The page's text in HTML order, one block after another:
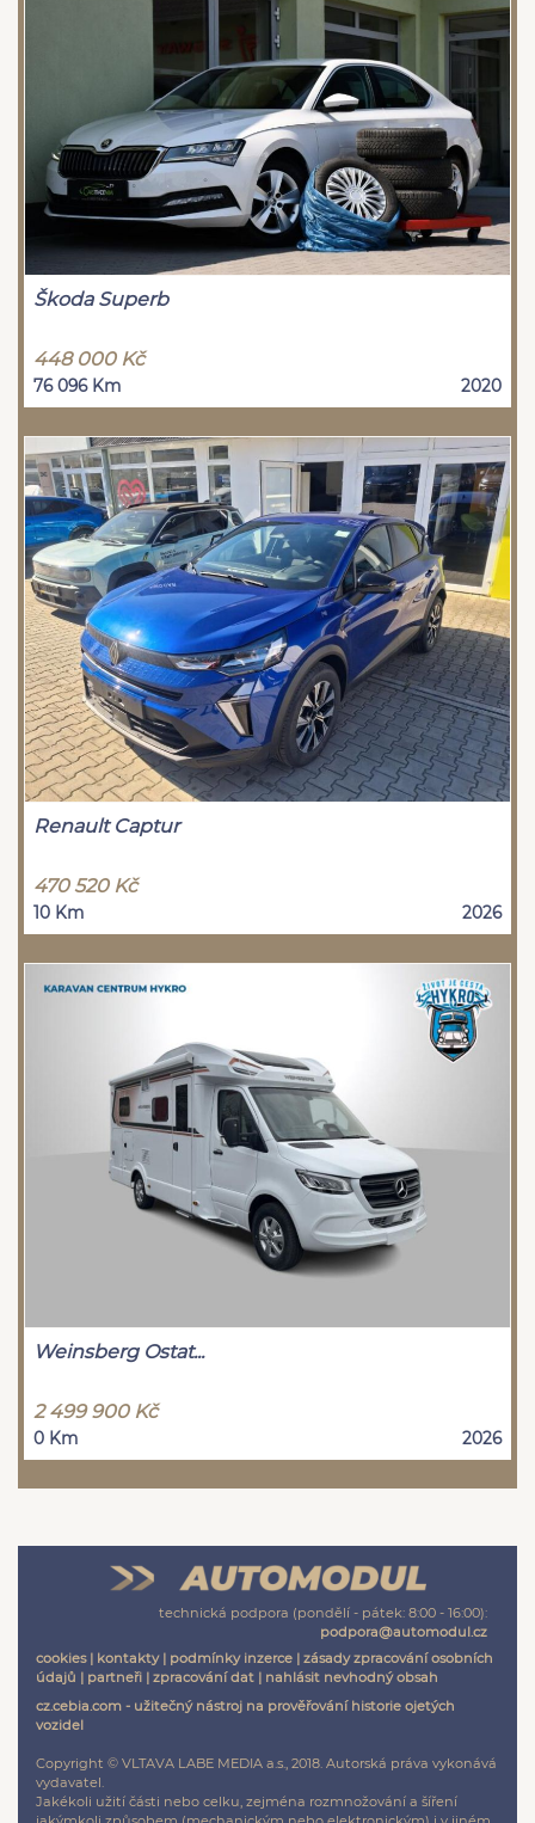
Škoda Superb
448 000 Kč
76 096 Km 2020
Renault Captur
470 520 Kč
10 Km 2026
Weinsberg Ostat...
2 499 900 Kč
0 Km 2026
technická podpora (pondělí - pátek: 8:00 - 16:00):
podpora@automodul.cz
cookies| kontakty| podmínky inzerce | zásady zpracování osobních
údajů | partneři | zpracování dat | nahlásit nevhodný obsah
cz.cebia.com - užitečný nástroj na prověřování historie ojetých
vozidel
Copyright © VLTAVA LABE MEDIA a.s., 2018. Autorská práva vykonává
vydavatel.
Jakékoli užití části nebo celku, zejména rozmnožování a šíření